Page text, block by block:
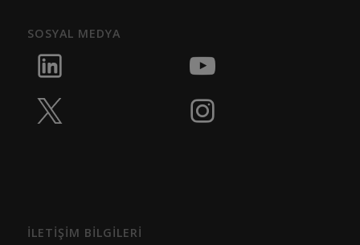
SOSYAL MEDYA
İLETİŞİM BİLGİLERİ